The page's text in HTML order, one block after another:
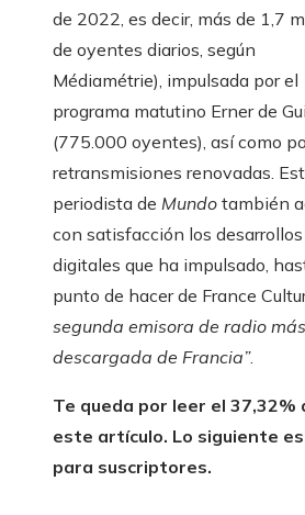
de 2022, es decir, más de 1,7
de oyentes diarios, según
Médiamétrie), impulsada por el
programa matutino Erner de
(775.000 oyentes), así como
retransmisiones renovadas.
periodista de Mundo también
con satisfacción los desarrollos
digitales que ha impulsado,
punto de hacer de France
segunda emisora ​​de radio más
descargada de Francia”.
Te queda por leer el 37,32%
este artículo. Lo siguiente
para suscriptores.